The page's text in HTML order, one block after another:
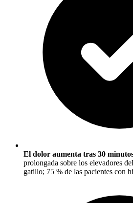
El dolor aumenta tras 30
prolongada sobre los elevadores
gatillo; 75 % de las pacientes con